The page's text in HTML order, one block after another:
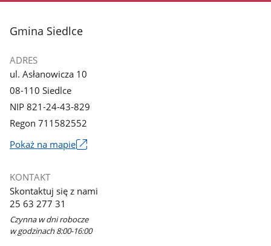
stopka
Gmina Siedlce
ADRES
ul. Asłanowicza 10
08-110 Siedlce
NIP 821-24-43-829
Regon 711582552
Pokaż na mapieLink
nowym
KONTAKT
Skontaktuj się z nami
25 63 277 31
Czynna w dni robocze
w godzinach 8:00-16:00